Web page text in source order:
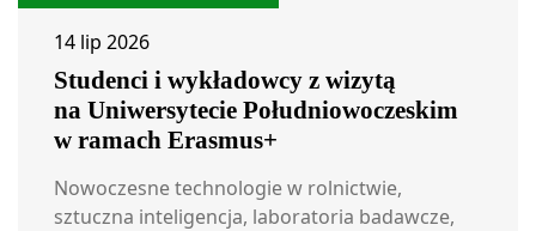
14 lip 2026
Studenci i wykładowcy z wizytą
na Uniwersytecie Południowoczeskim
w ramach Erasmus+
Nowoczesne technologie w rolnictwie,
sztuczna inteligencja, laboratoria badawcze,